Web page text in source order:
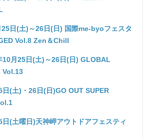
25日(土)～26日(日) 国際me-byoフェスタ
Vol.8 Zen＆Chill
10月25日(土)～26日(日) GLOBAL
Vol.13
日(土)・26日(日)GO OUT SUPER
日(土曜日)天神岬アウトドアフェスティ